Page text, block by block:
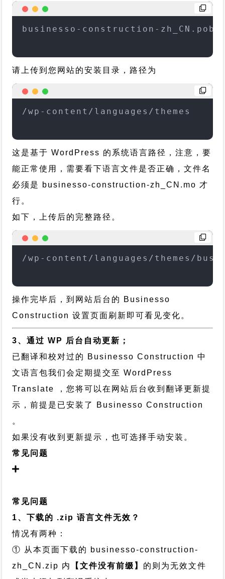
businesso-construction-
请上传到您网站的安装目录，路径为
/wp-content/languages/themes
这是基于 WordPress 的系统语言路径，注意，要
能正常使用，需要看下语言文件是否正确，文件名
必须是 businesso-construction-zh_CN.mo 才
行。
如下，上传后的完整路径。
/wp-content/languages/themes/
操作完毕后，到网站后台的 Businesso
Construction 设置页面刷新即可看见变化。
3、通过 WP 后台自动更新；
已翻译和校对过的 Businesso Construction 中
文语言包我们会定期提交至 WordPress
Translate ，您将可以在网站后台收到翻译更新提
示，前提是已安装了 Businesso Construction
。
如果没有收到更新提示，也可选择手动安装。
常见问题
常见问题
1、下载的 .zip 语言文件无效？
情况有两种：
① 从本页面下载的 businesso-construction-
zh_CN.zip 内
【文件没有前缀】 的则为无效文件